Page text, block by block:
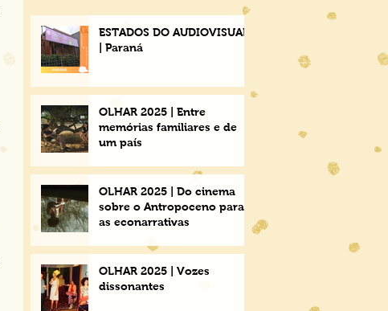
ESTADOS DO AUDIOVISUAL
| Paraná
OLHAR 2025 | Entre
memórias familiares e de
um país
OLHAR 2025 | Do cinema
sobre o Antropoceno para
as econarrativas
OLHAR 2025 | Vozes
dissonantes